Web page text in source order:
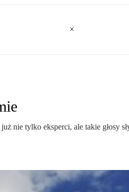
nie tylko eksperci, ale takie głosy